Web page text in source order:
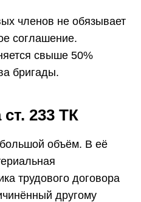
членов не обязывает
соглашение.
свыше 50%
бригады.
233 ТК
объём. В её
трудового договора
другому